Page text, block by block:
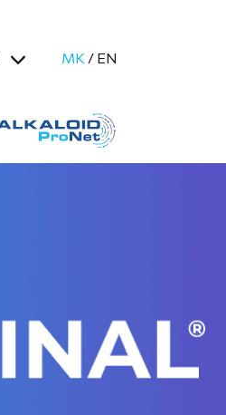
MK / EN